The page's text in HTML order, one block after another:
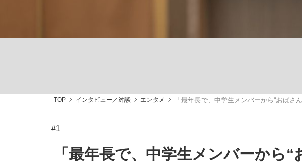
TOP インタビュー／対談 エンタメ 「最年長で、中学生メンバーから“おば
#1
「最年長で、中学生メンバーから